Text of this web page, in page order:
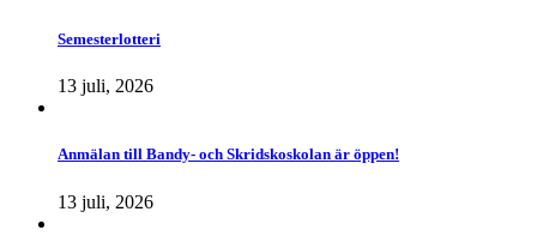
Semesterlotteri
13 juli, 2026
Anmälan till Bandy- och Skridskoskolan är öppen!
13 juli, 2026